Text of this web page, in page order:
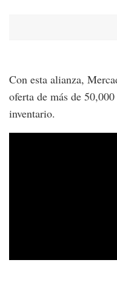
Con esta alianza,
oferta de más de
inventario.